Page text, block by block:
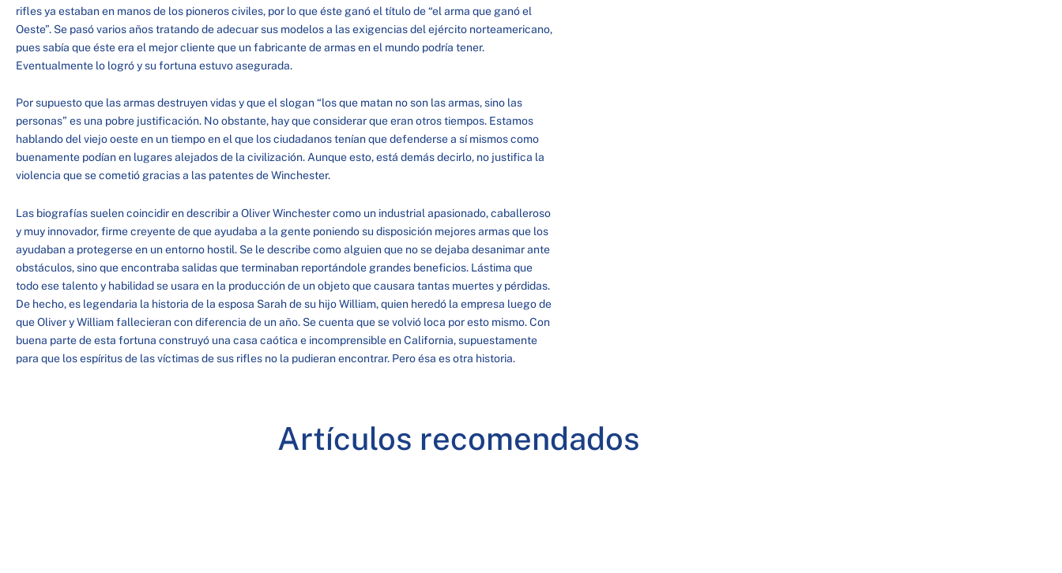
rifles ya estaban en manos de los pioneros civiles, por lo que éste ganó el título de “el arma que ganó el
Oeste”. Se pasó varios años tratando de adecuar sus modelos a las exigencias del ejército norteamericano,
pues sabía que éste era el mejor cliente que un fabricante de armas en el mundo podría tener.
Eventualmente lo logró y su fortuna estuvo asegurada.
Por supuesto que las armas destruyen vidas y que el slogan “los que matan no son las armas, sino las
personas” es una pobre justificación. No obstante, hay que considerar que eran otros tiempos. Estamos
hablando del viejo oeste en un tiempo en el que los ciudadanos tenían que defenderse a sí mismos como
buenamente podían en lugares alejados de la civilización. Aunque esto, está demás decirlo, no justifica la
violencia que se cometió gracias a las patentes de Winchester.
Las biografías suelen coincidir en describir a Oliver Winchester como un industrial apasionado, caballeroso
y muy innovador, firme creyente de que ayudaba a la gente poniendo su disposición mejores armas que los
ayudaban a protegerse en un entorno hostil. Se le describe como alguien que no se dejaba desanimar ante
obstáculos, sino que encontraba salidas que terminaban reportándole grandes beneficios. Lástima que
todo ese talento y habilidad se usara en la producción de un objeto que causara tantas muertes y pérdidas.
De hecho, es legendaria la historia de la esposa Sarah de su hijo William, quien heredó la empresa luego de
que Oliver y William fallecieran con diferencia de un año. Se cuenta que se volvió loca por esto mismo. Con
buena parte de esta fortuna construyó una casa caótica e incomprensible en California, supuestamente
para que los espíritus de las víctimas de sus rifles no la pudieran encontrar. Pero ésa es otra historia.
Artículos recomendados